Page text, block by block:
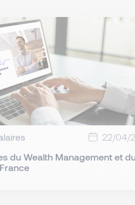
22/04/
du Wealth Management et